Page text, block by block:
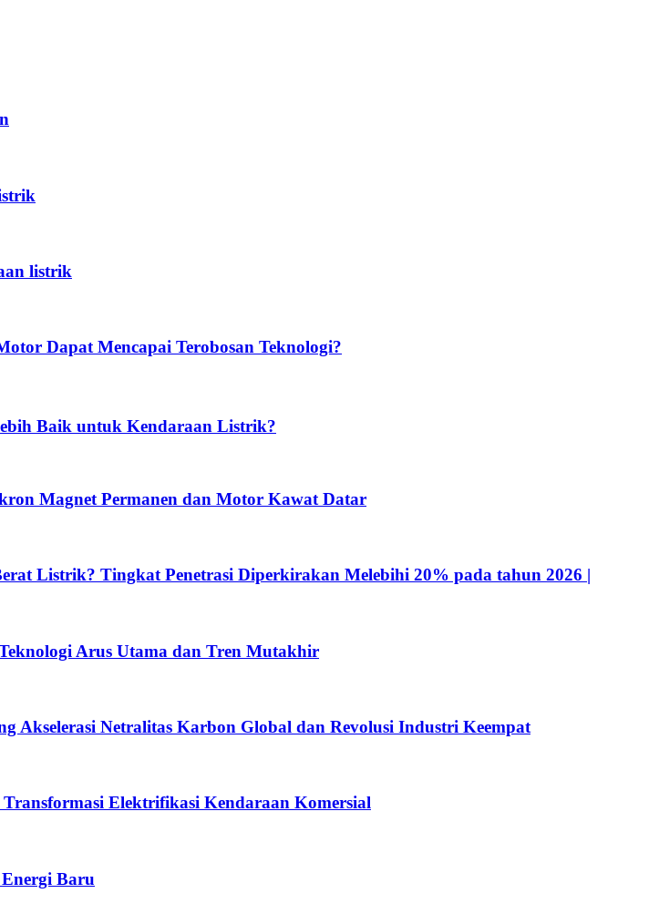
listrik
Dapat Mencapai Terobosan Teknologi?​
Baik untuk Kendaraan Listrik?
Magnet Permanen dan Motor Kawat Datar
Listrik? Tingkat Penetrasi Diperkirakan Melebihi 20% pada tahun 2026 |
Arus Utama dan Tren Mutakhir
Akselerasi Netralitas Karbon Global dan Revolusi Industri Keempat
Elektrifikasi Kendaraan Komersial
Baru